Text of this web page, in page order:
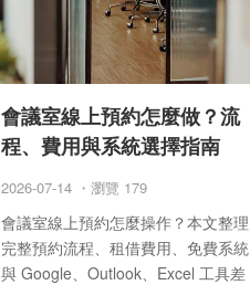
會議室線上預約怎麼做？流
程、費用與系統選擇指南
2026-07-14 ・瀏覽 179
會議室線上預約怎麼操作？本文整理
完整預約流程、租借費用、免費系統
與 Google、Outlook、Excel 工具差